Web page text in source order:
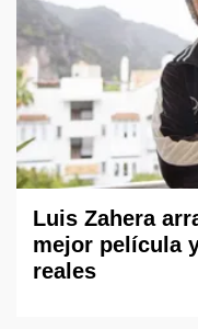
Luis Zahera
mejor película
reales